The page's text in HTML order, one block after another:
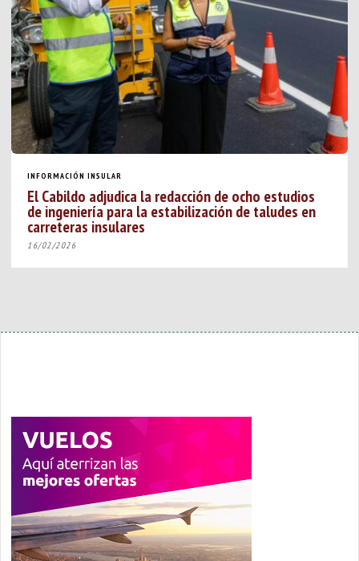
INFORMACIÓN INSULAR
El Cabildo adjudica la redacción de ocho estudios
de ingeniería para la estabilización de taludes en
carreteras insulares
16/02/2026